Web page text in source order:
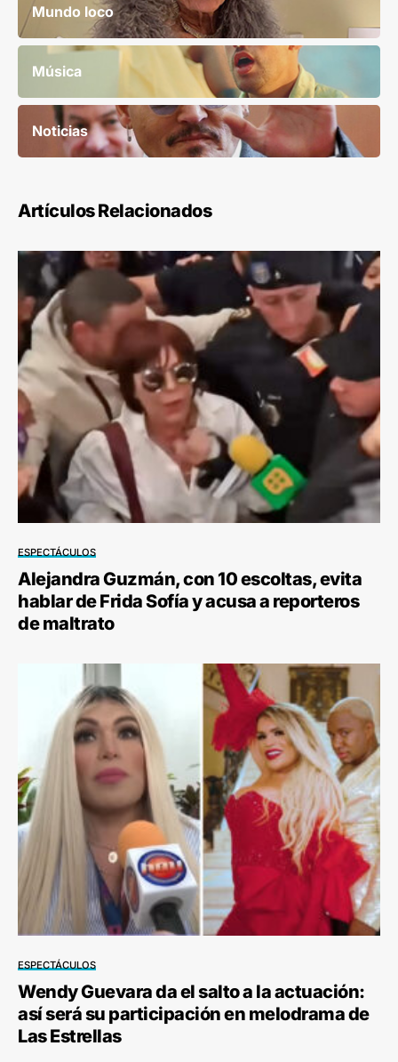
Mundo loco
Música
Noticias
Artículos Relacionados
ESPECTÁCULOS
Alejandra Guzmán, con 10 escoltas, evita
hablar de Frida Sofía y acusa a reporteros
de maltrato
ESPECTÁCULOS
Wendy Guevara da el salto a la actuación:
así será su participación en melodrama de
Las Estrellas